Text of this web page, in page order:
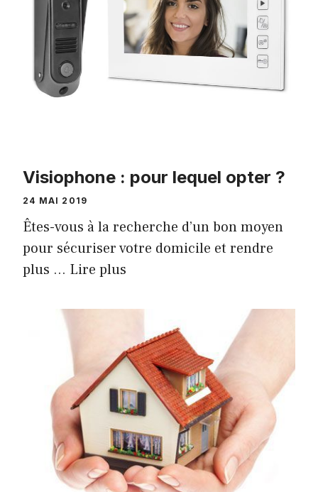
Visiophone : pour lequel opter ?
24 MAI 2019
Êtes-vous à la recherche d’un bon moyen
pour sécuriser votre domicile et rendre
plus … Lire plus